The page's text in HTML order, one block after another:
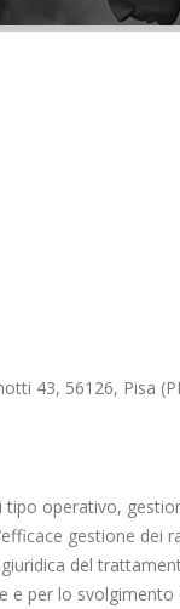
43, 56126, Pisa
operativo,
gestione dei
del
e per lo